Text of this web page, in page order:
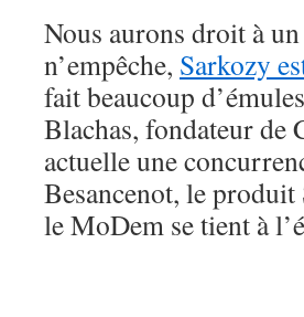
Nous aurons droit à
n’empêche, Sarkozy
fait beaucoup
Blachas, fondateur
actuelle une
Besancenot, le
le MoDem se tient à